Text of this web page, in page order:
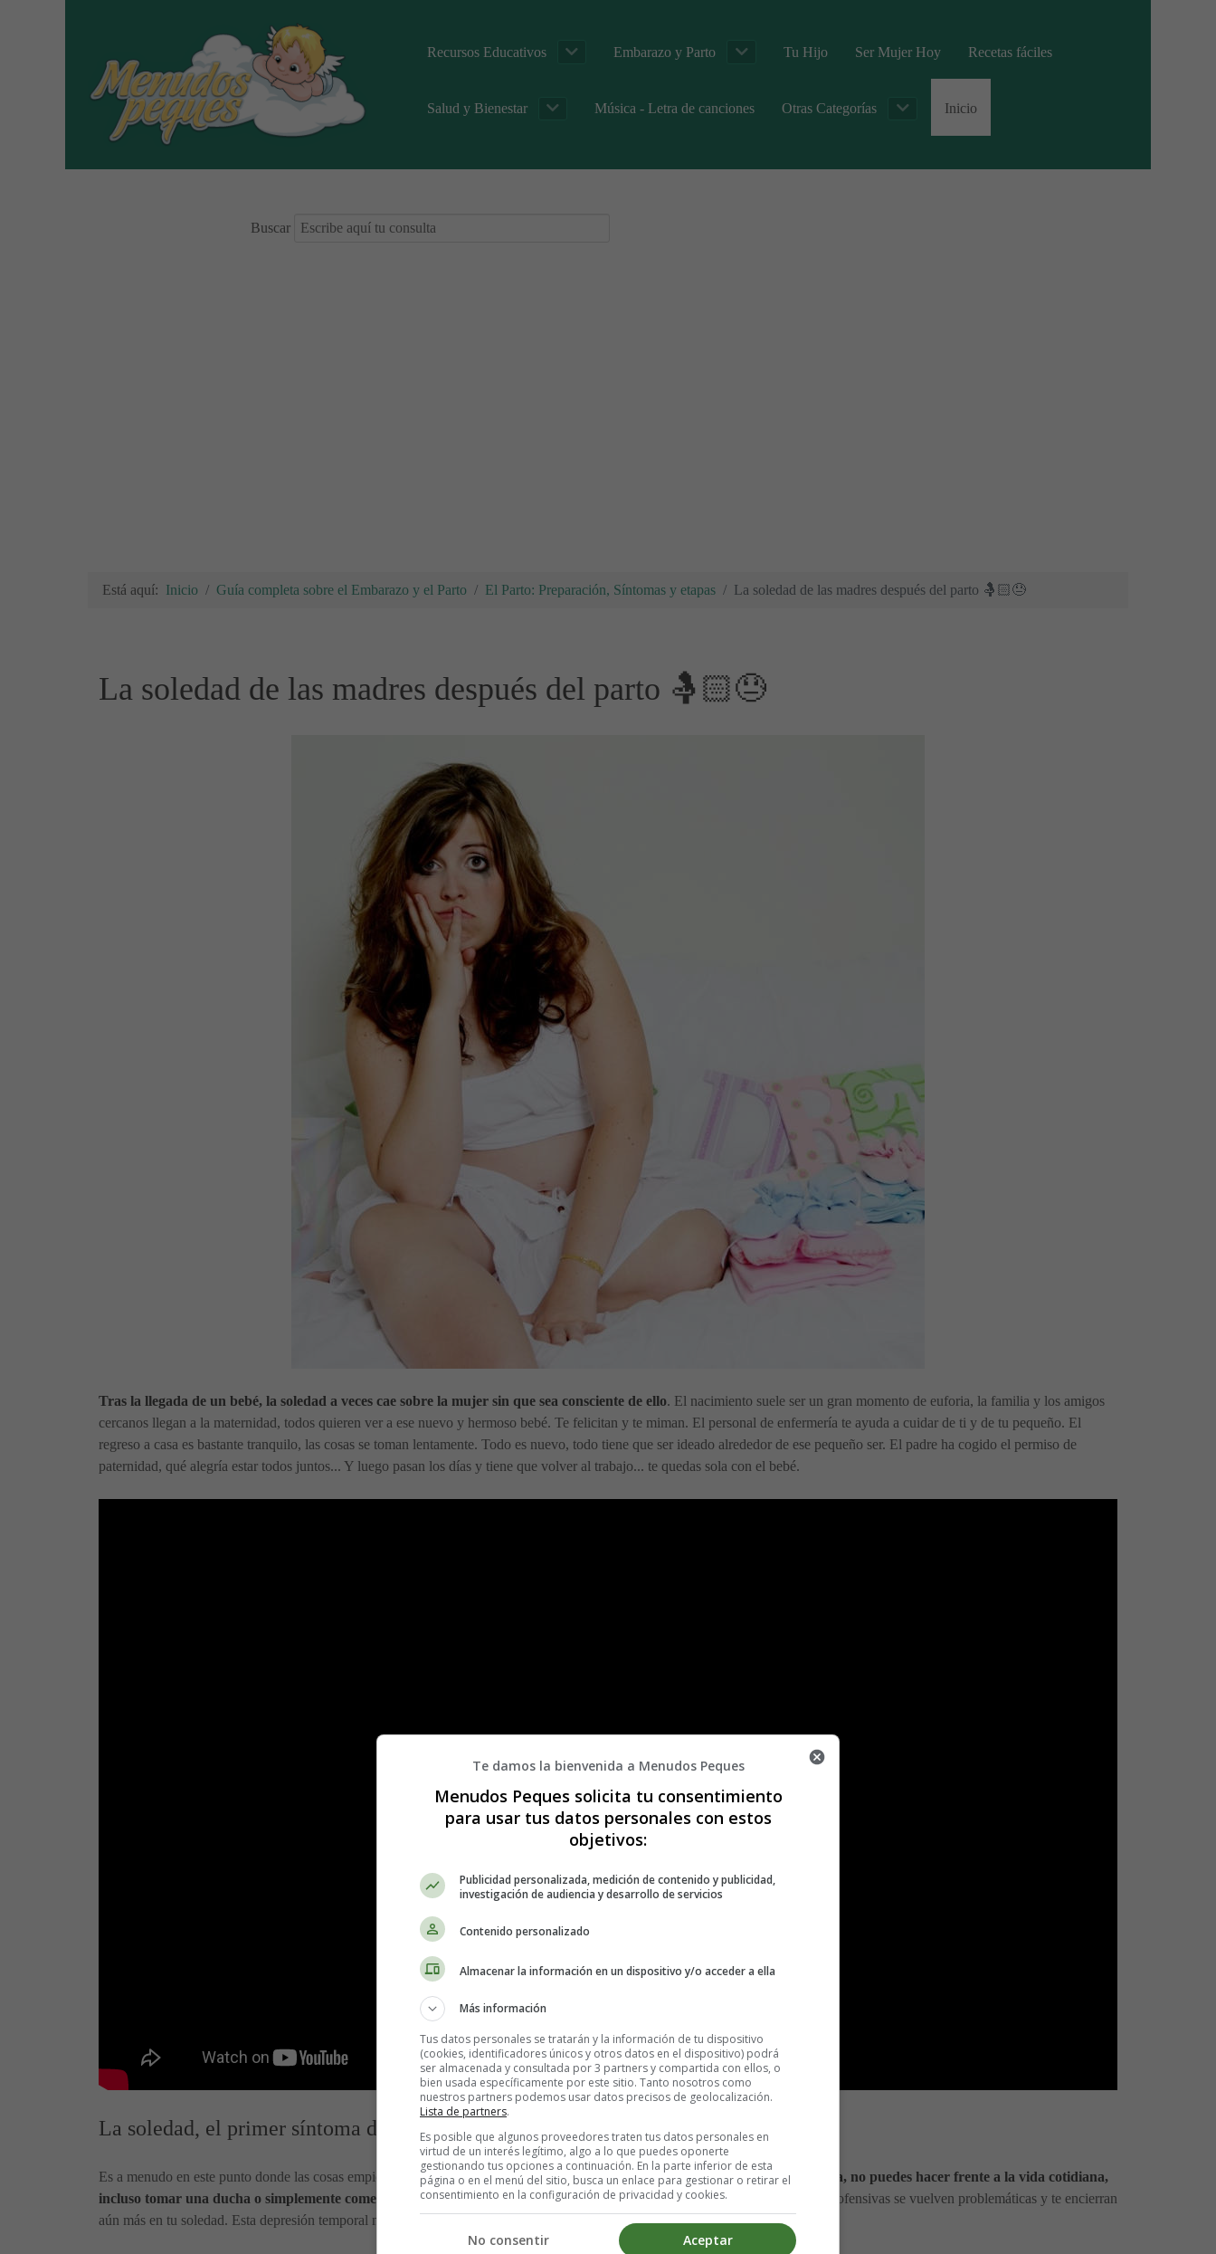
Recursos Educativos Embarazo y Parto Tu Hijo Ser Mujer Hoy Recetas fáciles
Salud y Bienestar Música - Letra de canciones Otras Categorías Inicio
Buscar
Está aquí: Inicio Guía completa sobre el Embarazo y el Parto El Parto: Preparación, Síntomas y etapas La soledad de las madres después del parto 🤱🏻😓
La soledad de las madres después del parto 🤱🏻😓
Tras la llegada de un bebé, la soledad a veces cae sobre la mujer sin que sea consciente de ello. El nacimiento suele ser un gran momento de euforia, la familia y los amigos
cercanos llegan a la maternidad, todos quieren ver a ese nuevo y hermoso bebé. Te felicitan y te miman. El personal de enfermería te ayuda a cuidar de ti y de tu pequeño. El
regreso a casa es bastante tranquilo, las cosas se toman lentamente. Todo es nuevo, todo tiene que ser ideado alrededor de ese pequeño ser. El padre ha cogido el permiso de
paternidad, qué alegría estar todos juntos... Y luego pasan los días y tiene que volver al trabajo... te quedas sola con el bebé.
La soledad, el primer síntoma de la depresión posparto
Es a menudo en este punto donde las cosas empiezan a tomar un giro diferente.El bebé no duerme toda la noche, estás cansada, no puedes hacer frente a la vida cotidiana,
incluso tomar una ducha o simplemente comer en la mesa puede parecer imposible.Poco a poco, situaciones inicialmente inofensivas se vuelven problemáticas y te encierran
aún más en tu soledad. Esta depresión temporal no debe tomarse a la ligera, puede aliviarse y tratarse con ayuda.
Te damos la bienvenida a Menudos Peques
Menudos Peques solicita tu consentimiento
para usar tus datos personales con estos
objetivos:
Publicidad personalizada, medición de contenido y publicidad,
investigación de audiencia y desarrollo de servicios
Contenido personalizado
Almacenar la información en un dispositivo y/o acceder a ella
Más información
Tus datos personales se tratarán y la información de tu dispositivo
(cookies, identificadores únicos y otros datos en el dispositivo) podrá
ser almacenada y consultada por 3 partners y compartida con ellos, o
bien usada específicamente por este sitio. Tanto nosotros como
nuestros partners podemos usar datos precisos de geolocalización.
Lista de partners.
Es posible que algunos proveedores traten tus datos personales en
virtud de un interés legítimo, algo a lo que puedes oponerte
gestionando tus opciones a continuación. En la parte inferior de esta
página o en el menú del sitio, busca un enlace para gestionar o retirar el
consentimiento en la configuración de privacidad y cookies.
Aceptar
No consentir